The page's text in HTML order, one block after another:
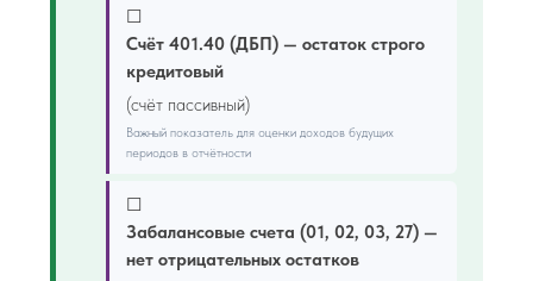
☐
Счёт 401.40 (ДБП) — остаток строго
кредитовый
(счёт пассивный)
Важный показатель для оценки доходов будущих
периодов в отчётности
☐
Забалансовые счета (01, 02, 03, 27) —
нет отрицательных остатков